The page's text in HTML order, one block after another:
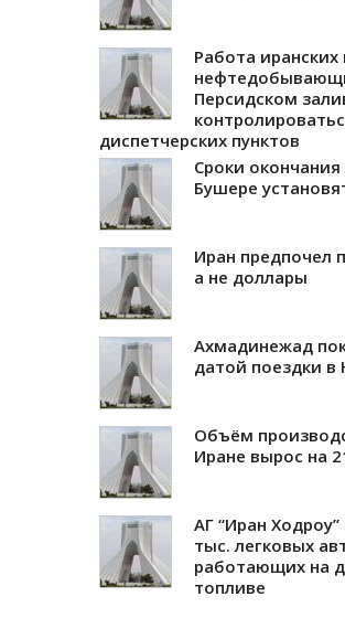
Работа иранских
Персидском
диспетчерских пунктов
Сроки
Бушере
Иран предпочел
а не доллары
Ахмадинежад
датой поездки
Объём
Иране вырос на
АГ “Иран
тыс. легковых
работающих на
топливе